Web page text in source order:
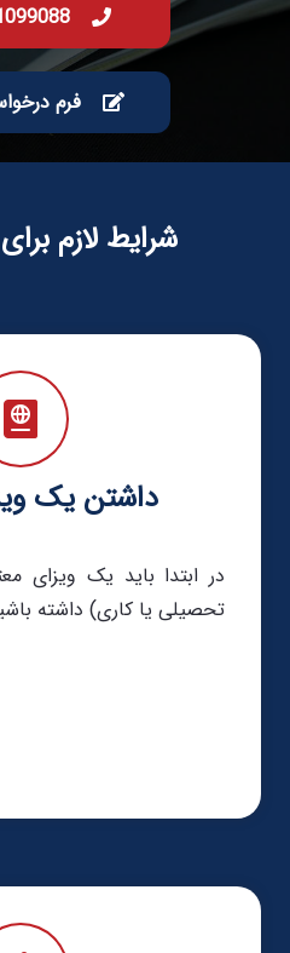
فرم
شرایط لازم
داشتن یک
در ابتدا باید یک ویزای
تحصیلی یا کاری) داشته